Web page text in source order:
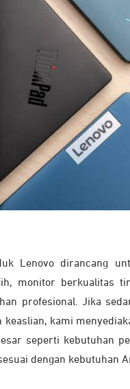
Lenovo dirancang
monitor berkualitas
profesional. Jika
kami
seperti kebutuhan
dengan kebutuhan